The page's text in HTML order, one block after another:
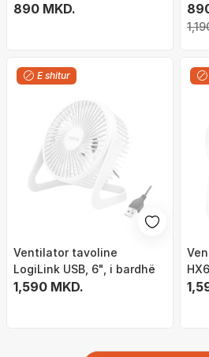
përzier
890 MKD.
E shitur
Ventilator tavoline
LogiLink USB, 6", i bardhë
1,590 MKD.